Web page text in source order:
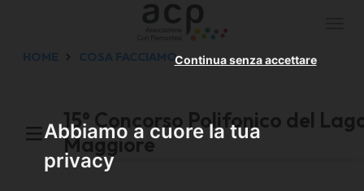
Abbiamo a cuore la tua
privacy
Continua senza accettare
HOME COSA FACCIAMO
15° Concorso Polifonico del
Maggiore